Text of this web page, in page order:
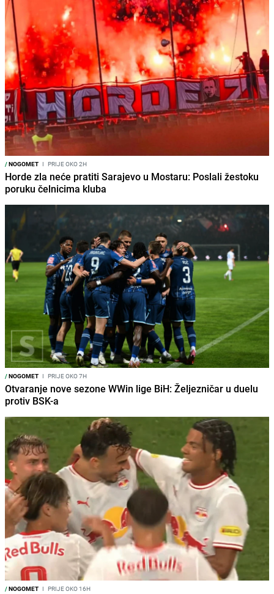
/NOGOMET I PRIJE OKO 2H
Horde zla neće pratiti Sarajevo u Mostaru: Poslali žestoku
poruku čelnicima kluba
/NOGOMET I PRIJE OKO 7H
Otvaranje nove sezone WWin lige BiH: Željezničar u duelu
protiv BSK-a
/NOGOMET I PRIJE OKO 16H